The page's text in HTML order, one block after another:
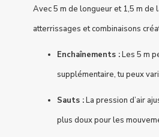
Avec 5 m de longueur et 1,5 m de
atterrissages et combinaisons
Enchaînements :Les 5 m
supplémentaire, tu peux
Sauts :La pression d’air
plus doux pour les